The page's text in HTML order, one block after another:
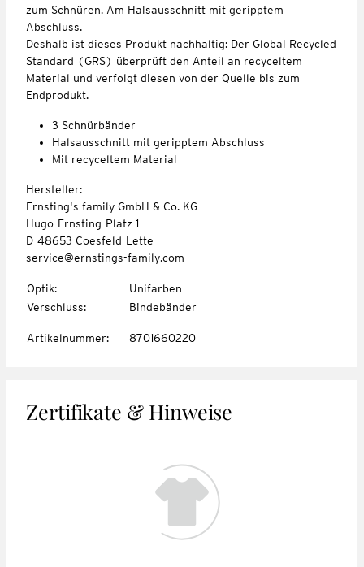
zum Schnüren. Am Halsausschnitt mit geripptem
Abschluss.
Deshalb ist dieses Produkt nachhaltig: Der Global Recycled
Standard (GRS) überprüft den Anteil an recyceltem
Material und verfolgt diesen von der Quelle bis zum
Endprodukt.
3 Schnürbänder
Halsausschnitt mit geripptem Abschluss
Mit recyceltem Material
Hersteller:
Ernsting's family GmbH & Co. KG
Hugo-Ernsting-Platz 1
D-48653 Coesfeld-Lette
service@ernstings-family.com
Optik:
Unifarben
Verschluss: Bindebänder
Artikelnummer: 8701660220
Zertifikate & Hinweise